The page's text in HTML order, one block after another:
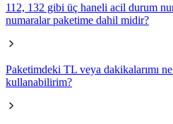
112, 132 gibi üç haneli acil durum
numaralar paketime dahil midir?
Paketimdeki TL veya dakikalarımı
kullanabilirim?